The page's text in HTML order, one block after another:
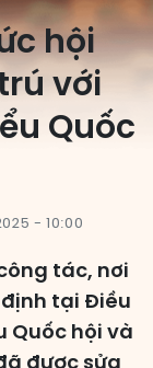
hội
với
Quốc
- 10:00
tác, nơi
tại Điều
Quốc hội và
được sửa